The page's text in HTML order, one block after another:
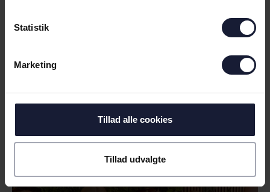
Statistik
Marketing
Tillad alle cookies
Tillad udvalgte
NYHED